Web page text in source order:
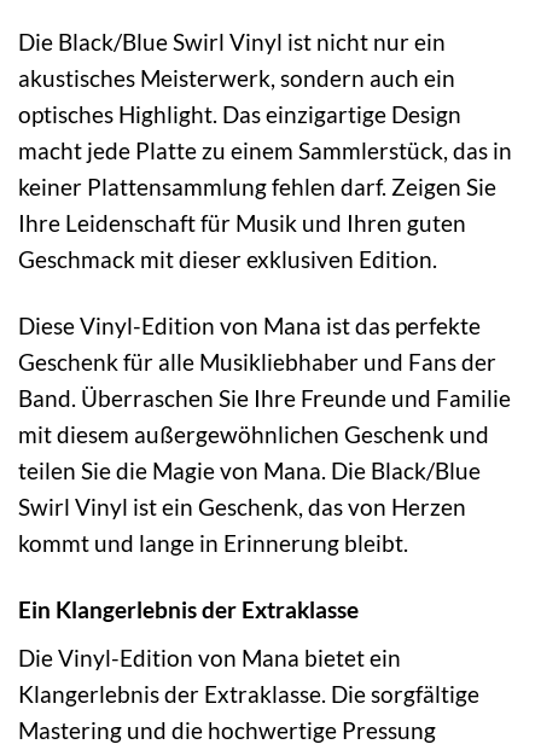
Die Black/Blue Swirl Vinyl ist nicht nur ein
akustisches Meisterwerk, sondern auch ein
optisches Highlight. Das einzigartige Design
macht jede Platte zu einem Sammlerstück, das in
keiner Plattensammlung fehlen darf. Zeigen Sie
Ihre Leidenschaft für Musik und Ihren guten
Geschmack mit dieser exklusiven Edition.
Diese Vinyl-Edition von Mana ist das perfekte
Geschenk für alle Musikliebhaber und Fans der
Band. Überraschen Sie Ihre Freunde und Familie
mit diesem außergewöhnlichen Geschenk und
teilen Sie die Magie von Mana. Die Black/Blue
Swirl Vinyl ist ein Geschenk, das von Herzen
kommt und lange in Erinnerung bleibt.
Ein Klangerlebnis der Extraklasse
Die Vinyl-Edition von Mana bietet ein
Klangerlebnis der Extraklasse. Die sorgfältige
Mastering und die hochwertige Pressung